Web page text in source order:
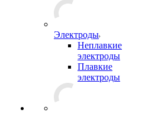
Электроды
Неплавкие
электроды
Плавкие
электроды